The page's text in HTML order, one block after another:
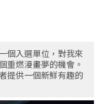
個入選單位，對我來
重燃漫畫夢的機會。
提供一個新鮮有趣的